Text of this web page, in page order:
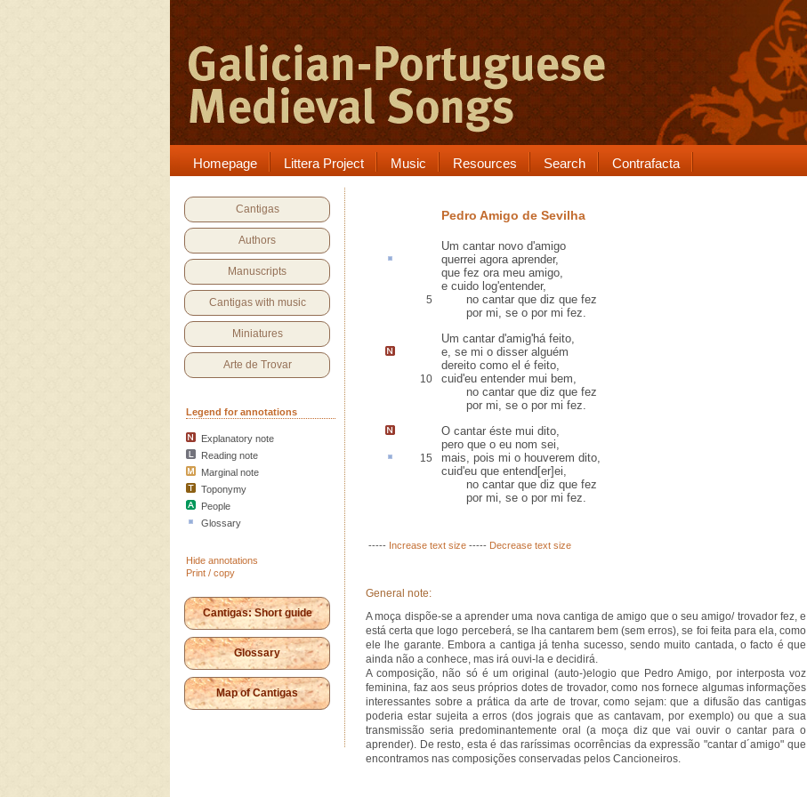
Homepage Littera Project Music Resources Search Contrafacta
Cantigas
Authors
Manuscripts
Cantigas with music
Miniatures
Arte de Trovar
Legend for annotations
Explanatory note
Reading note
Marginal note
Toponymy
People
Glossary
Hide annotations
Print / copy
Cantigas: Short guide
Glossary
Map of Cantigas
Pedro Amigo de Sevilha
Um cantar novo d'amigo
querrei agora aprender,
que fez ora meu amigo,
e cuido log'entender,
5
no cantar que diz que fez
por mi, se o por mi fez.
Um cantar d'amig'há feito,
e, se mi o disser alguém
dereito como el é feito,
10
cuid'eu entender mui bem,
no cantar que diz que fez
por mi, se o por mi fez.
O cantar éste mui dito,
pero que o eu nom sei,
15 mais, pois mi o houverem dito,
cuid'eu que entend[er]ei,
no cantar que diz que fez
por mi, se o por mi fez.
----- Increase text size ----- Decrease text size
General note:
A moça dispõe-se a aprender uma nova cantiga de amigo que o seu amigo/ trovador fez, e
está certa que logo perceberá, se lha cantarem bem (sem erros), se foi feita para ela, como
ele lhe garante. Embora a cantiga já tenha sucesso, sendo muito cantada, o facto é que
ainda não a conhece, mas irá ouvi-la e decidirá.
A composição, não só é um original (auto-)elogio que Pedro Amigo, por interposta voz
feminina, faz aos seus próprios dotes de trovador, como nos fornece algumas informações
interessantes sobre a prática da arte de trovar, como sejam: que a difusão das cantigas
poderia estar sujeita a erros (dos jograis que as cantavam, por exemplo) ou que a sua
transmissão seria predominantemente oral (a moça diz que vai ouvir o cantar para o
aprender). De resto, esta é das raríssimas ocorrências da expressão "cantar d´amigo" que
encontramos nas composições conservadas pelos Cancioneiros.